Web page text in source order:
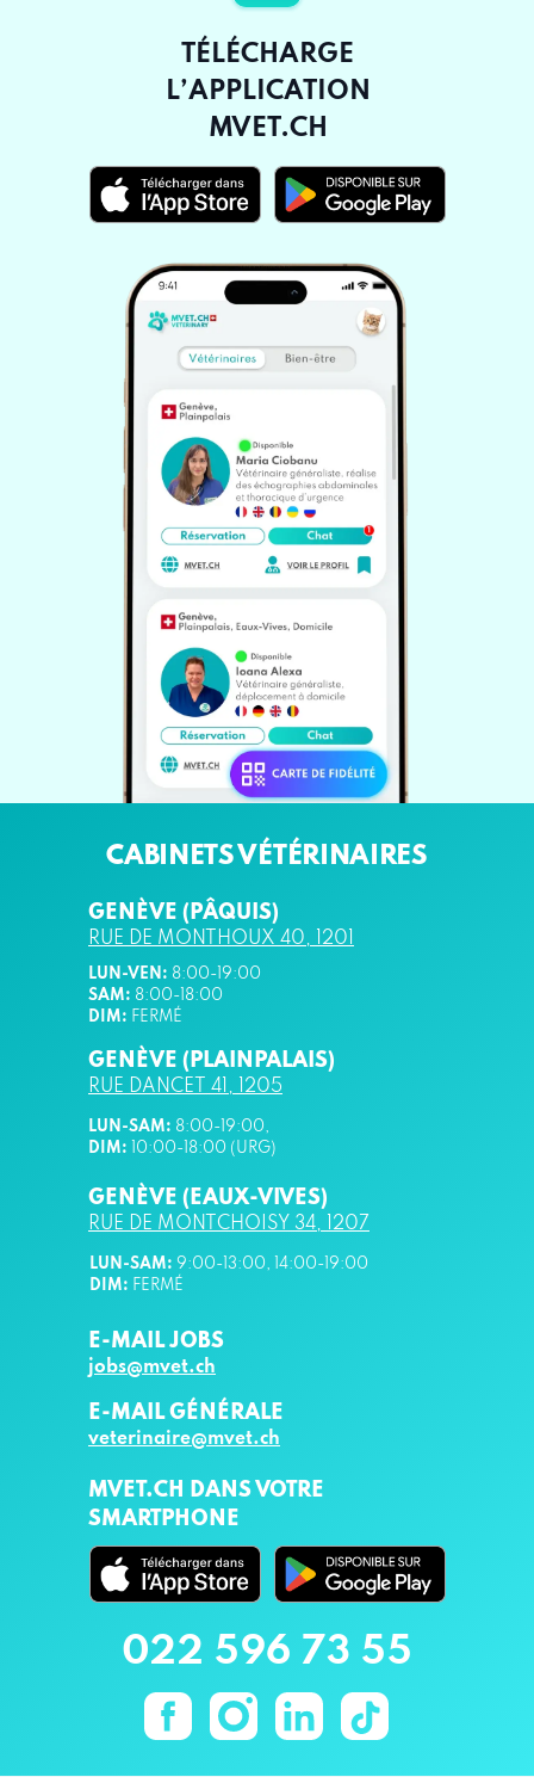
TÉLÉCHARGE
L’APPLICATION
MVET.CH
GENÈVE (PÂQUIS)
LUN-VEN: 8:00-19:00
SAM: 8:00-18:00
DIM: FERMÉ
RUE DE MONTHOUX 40, 1201
GENÈVE (EAUX-VIVES)
LUN-SAM: 9:00-13:00, 14:00-19:00
DIM: FERMÉ
veterinaire@mvet.ch
E-MAIL GÉNÉRALE
022 596 73 55
RUE DE MONTCHOISY 34, 1207
LUN-SAM: 8:00-19:00,
DIM:
10:00-18:00 (URG)
RUE DANCET 41, 1205
CABINETS VÉTÉRINAIRES
GENÈVE (PLAINPALAIS)
jobs@mvet.ch
MVET.CH DANS VOTRE
SMARTPHONE
E-MAIL JOBS